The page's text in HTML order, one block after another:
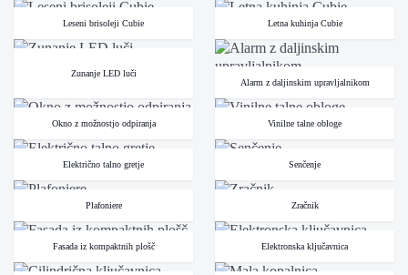
Leseni brisoleji Cubie Letna kuhinja Cubie
Zunanje LED luči
Alarm z daljinskim upravljalnikom
Okno z možnostjo odpiranja Vinilne talne obloge
Električno talno gretje Senčenje
Plafoniere Zračnik
Fasada iz kompaktnih plošč Elektronska ključavnica